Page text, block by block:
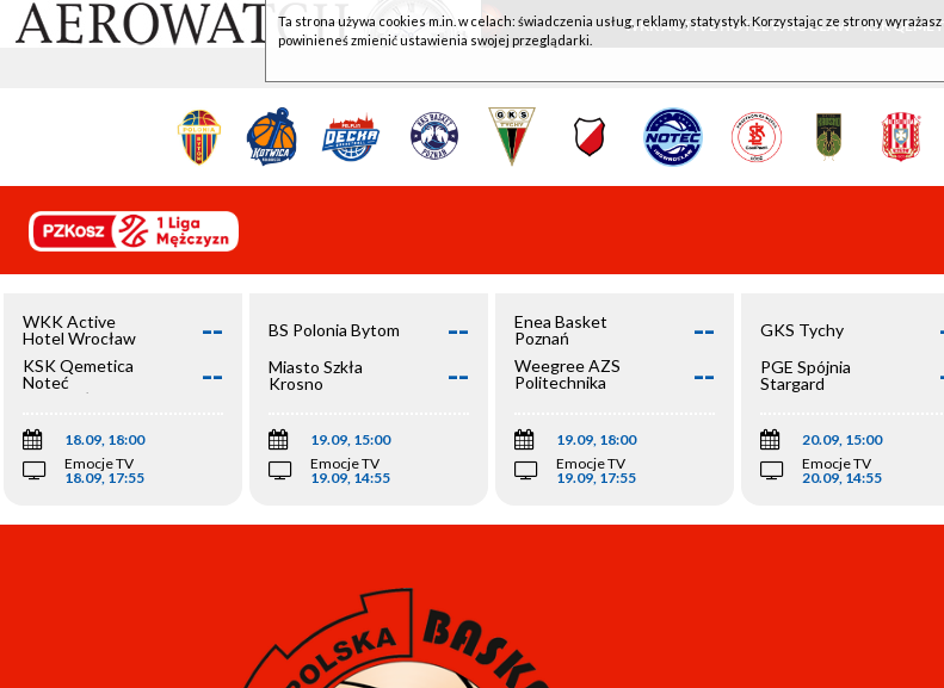
WKK ACTIVE HOTEL WROCŁAW - KSK
WKK Active
Hotel Wrocław
--
KSK Qemetica
Noteć
Inowrocław
--
18.09, 18:00
Emocje TV
18.09, 17:55
BS Polonia Bytom --
Miasto Szkła
Krosno
--
19.09, 15:00
Emocje TV
19.09, 14:55
Enea Basket
Poznań
--
Weegree AZS
Politechnika
--
19.09, 18:00
Emocje TV
19.09, 17:55
GKS Tychy
PGE Spójnia
Stargard
20.09, 15:00
Emocje TV
20.09, 14:55
Ta strona używa cookies m.in. w celach: świadczenia usług, reklamy, statystyk. Korzystając ze strony
powinieneś zmienić ustawienia swojej przeglądarki.